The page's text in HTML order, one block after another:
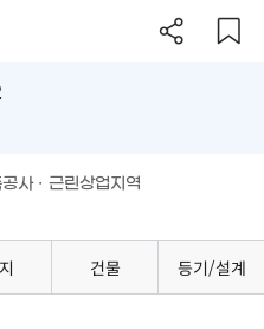
7.78억
사 · 근린상업지역
건물 등기/설계